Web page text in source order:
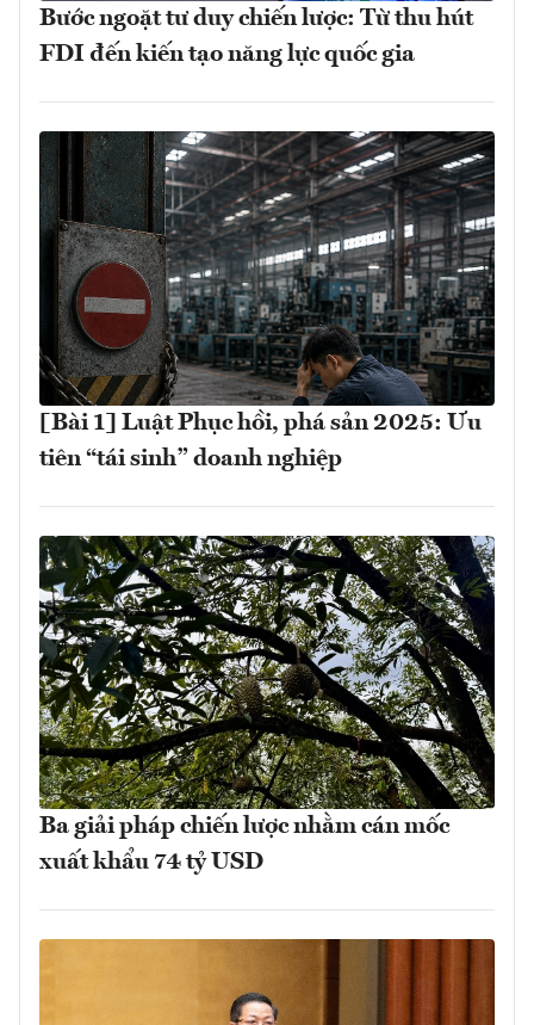
Bước ngoặt tư duy chiến lược: Từ thu hút
FDI đến kiến tạo năng lực quốc gia
[Bài 1] Luật Phục hồi, phá sản 2025: Ưu
tiên “tái sinh” doanh nghiệp
Ba giải pháp chiến lược nhằm cán mốc
xuất khẩu 74 tỷ USD